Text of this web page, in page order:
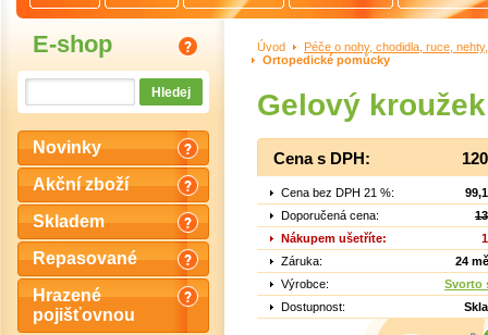
E-shop
Novinky
Akční zboží
Skladem
Repasované
Hrazené
pojišťovnou
Úvod >
Péče o nohy, chodidla, ruce,
Ortopedické pomůcky
Gelový
Cena s DPH:
Cena bez DPH 21 %:
Doporučená cena:
Nákupem ušetříte:
Záruka:
24
Výrobce:
Svorto
Dostupnost: